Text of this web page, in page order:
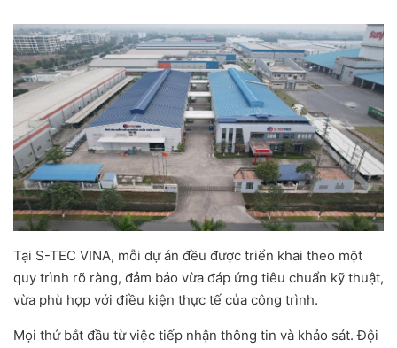
Tại S-TEC VINA, mỗi dự án đều được triển khai theo một
quy trình rõ ràng, đảm bảo vừa đáp ứng tiêu chuẩn kỹ thuật,
vừa phù hợp với điều kiện thực tế của công trình.
Mọi thứ bắt đầu từ việc tiếp nhận thông tin và khảo sát. Đội